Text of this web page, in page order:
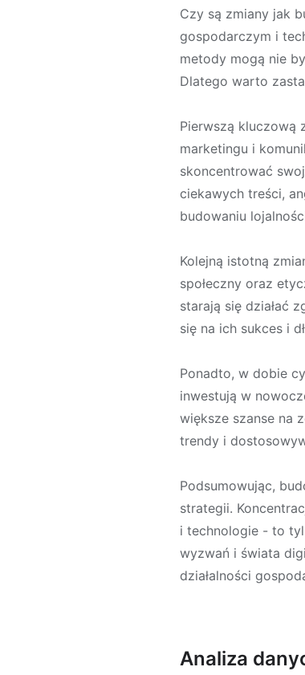
Czy są zmiany jak
gospodarczym i
metody mogą nie
Dlatego warto
Pierwszą kluczową
marketingu i
skoncentrować
ciekawych treści,
budowaniu
Kolejną istotną
społeczny oraz
starają się działać
się na ich sukces i
Ponadto, w dobie
inwestują w
większe szanse na
trendy i
Podsumowując,
strategii.
i technologie - to
wyzwań i świata
działalności
Analiza